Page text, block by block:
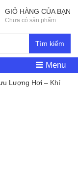
Tìm kiếm
GIỎ HÀNG CỦA BẠN
Chưa có sản phẩm
Menu
Lượng Hơi – Khí